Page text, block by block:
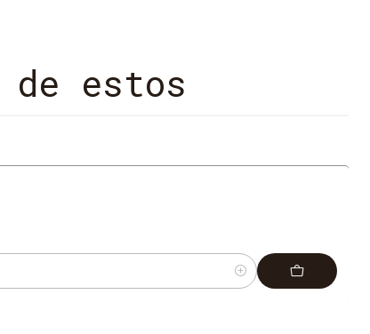
estos